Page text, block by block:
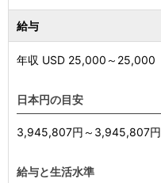
給与
年収 USD 25,000 ～ 25,000
日本円の目安
3,945,807円～3,945,807円
給与と生活水準